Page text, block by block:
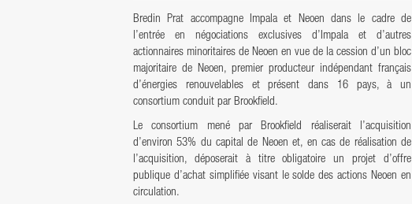
Bredin Prat accompagne Impala et Neoen dans le cadre de
l’entrée en négociations exclusives d’Impala et d’autres
actionnaires minoritaires de Neoen en vue de la cession d’un bloc
majoritaire de Neoen, premier producteur indépendant français
d’énergies renouvelables et présent dans 16 pays, à un
consortium conduit par Brookfield.
Le consortium mené par Brookfield réaliserait l’acquisition
d’environ 53% du capital de Neoen et, en cas de réalisation de
l’acquisition, déposerait à titre obligatoire un projet d’offre
publique d’achat simplifiée visant le solde des actions Neoen en
circulation.